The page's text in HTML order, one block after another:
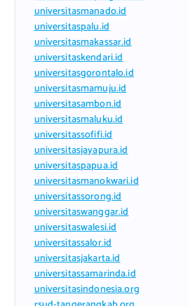
universitasmanado.id
universitaspalu.id
universitasmakassar.id
universitaskendari.id
universitasgorontalo.id
universitasmamuju.id
universitasambon.id
universitasmaluku.id
universitassofifi.id
universitasjayapura.id
universitaspapua.id
universitasmanokwari.id
universitassorong.id
universitaswanggar.id
universitaswalesi.id
universitassalor.id
universitasjakarta.id
universitassamarinda.id
universitasindonesia.org